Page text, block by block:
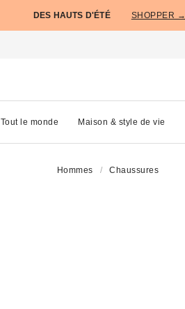
DES HAUTS D'ÉTÉ SHOPPER →
Tout le monde Maison & style de vie
Hommes Chaussures